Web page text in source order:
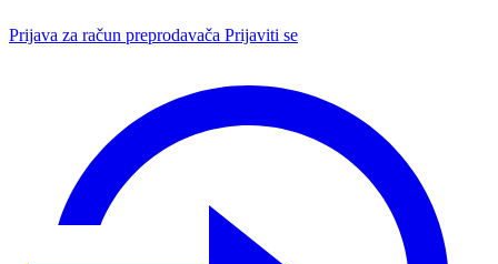
Prijava za račun preprodavača Prijaviti se